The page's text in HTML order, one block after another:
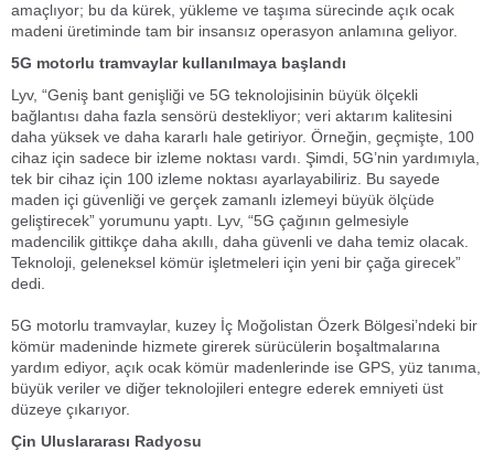
amaçlıyor; bu da kürek, yükleme ve taşıma sürecinde açık ocak
madeni üretiminde tam bir insansız operasyon anlamına geliyor.
5G motorlu tramvaylar kullanılmaya başlandı
Lyv, “Geniş bant genişliği ve 5G teknolojisinin büyük ölçekli
bağlantısı daha fazla sensörü destekliyor; veri aktarım kalitesini
daha yüksek ve daha kararlı hale getiriyor. Örneğin, geçmişte, 100
cihaz için sadece bir izleme noktası vardı. Şimdi, 5G’nin yardımıyla,
tek bir cihaz için 100 izleme noktası ayarlayabiliriz. Bu sayede
maden içi güvenliği ve gerçek zamanlı izlemeyi büyük ölçüde
geliştirecek” yorumunu yaptı. Lyv, “5G çağının gelmesiyle
madencilik gittikçe daha akıllı, daha güvenli ve daha temiz olacak.
Teknoloji, geleneksel kömür işletmeleri için yeni bir çağa girecek”
dedi.
5G motorlu tramvaylar, kuzey İç Moğolistan Özerk Bölgesi’ndeki bir
kömür madeninde hizmete girerek sürücülerin boşaltmalarına
yardım ediyor, açık ocak kömür madenlerinde ise GPS, yüz tanıma,
büyük veriler ve diğer teknolojileri entegre ederek emniyeti üst
düzeye çıkarıyor.
Çin Uluslararası Radyosu